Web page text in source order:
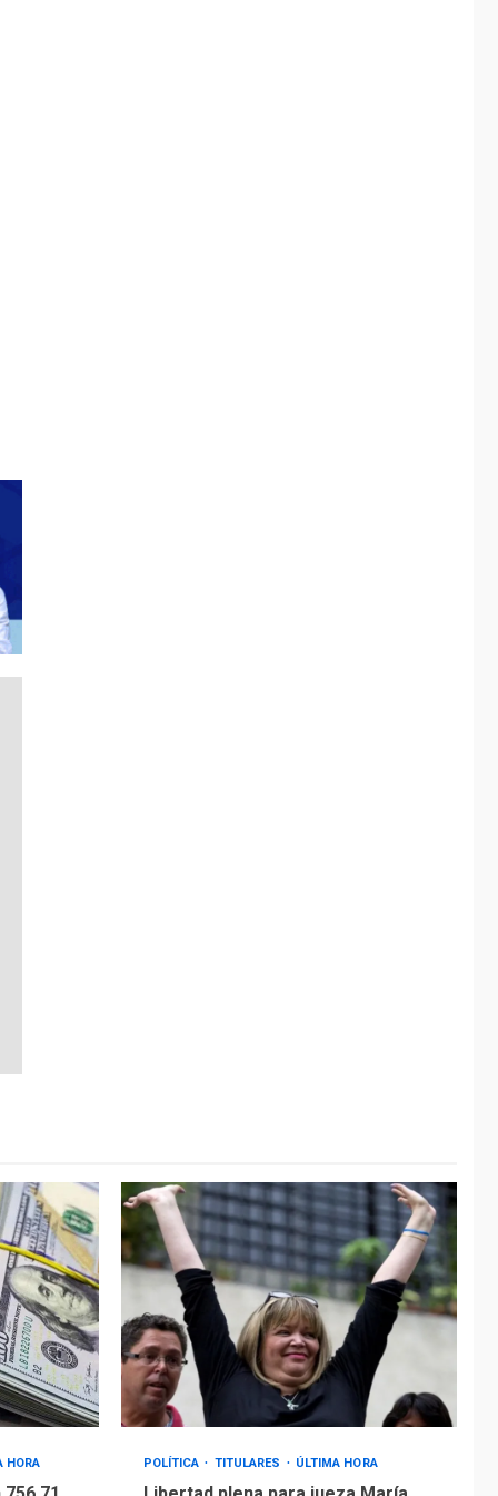
HORA POLÍTICA TITULARES ÚLTIMA HORA